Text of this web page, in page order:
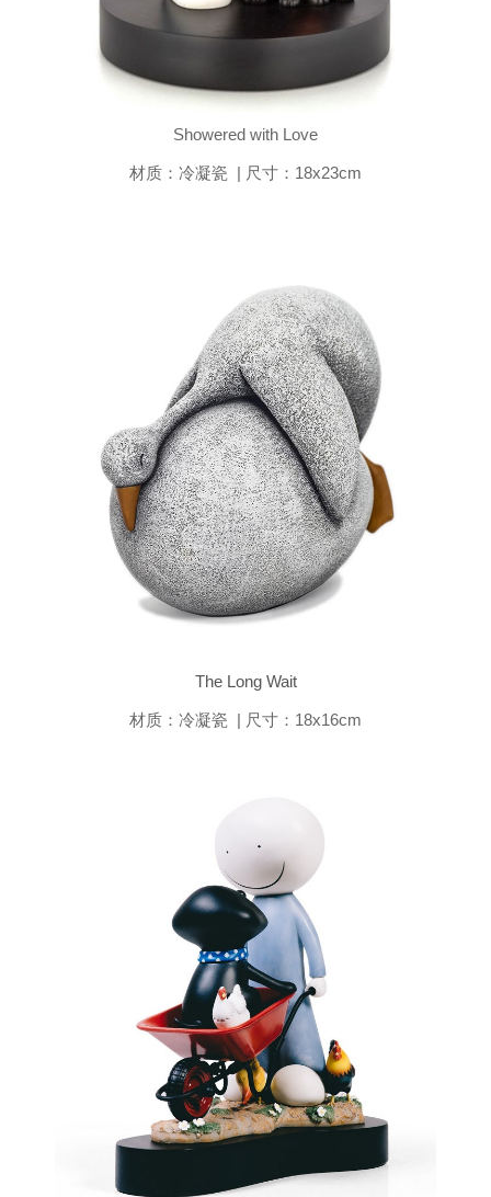
Showered with Love
材质：冷凝瓷 | 尺寸：18x23cm
The Long Wait
材质：冷凝瓷 | 尺寸：18x16cm